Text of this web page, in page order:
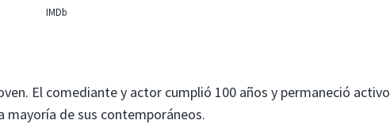
IMDb
El comediante y actor cumplió 100 años y permaneció activo
de sus contemporáneos.